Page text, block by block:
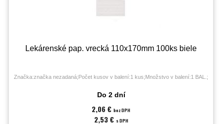
Lekárenské pap. vrecká 110x170mm 100ks biele
Značka:značka nezadaná;Počet kusov v balení:1 kus;Množstvo v balení:1 BAL.;
Do 2 dní
2,06 € bez DPH
2,53 € s DPH